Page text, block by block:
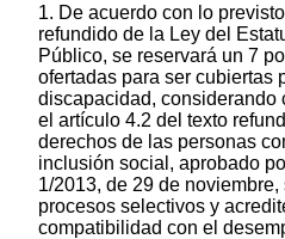
1. De acuerdo con lo
refundido de la Ley del
Público, se reservará un 7
ofertadas para ser cubiertas
discapacidad, considerando
el artículo 4.2 del texto
derechos de las personas
inclusión social, aprobado
1/2013, de 29 de
procesos selectivos y
compatibilidad con el